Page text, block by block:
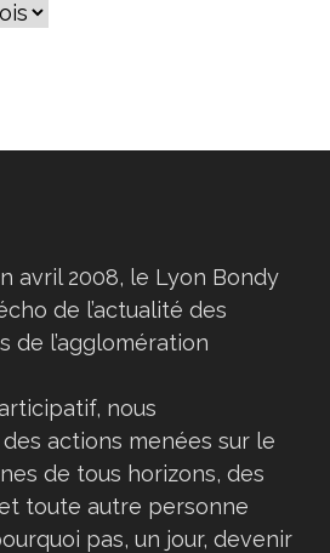
avril 2008, le Lyon Bondy
de l’actualité des
de l’agglomération
nous
actions menées sur le
de tous horizons, des
toute autre personne
pas, un jour, devenir